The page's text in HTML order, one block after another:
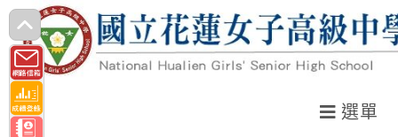
跳
轉
至
主
要
選單